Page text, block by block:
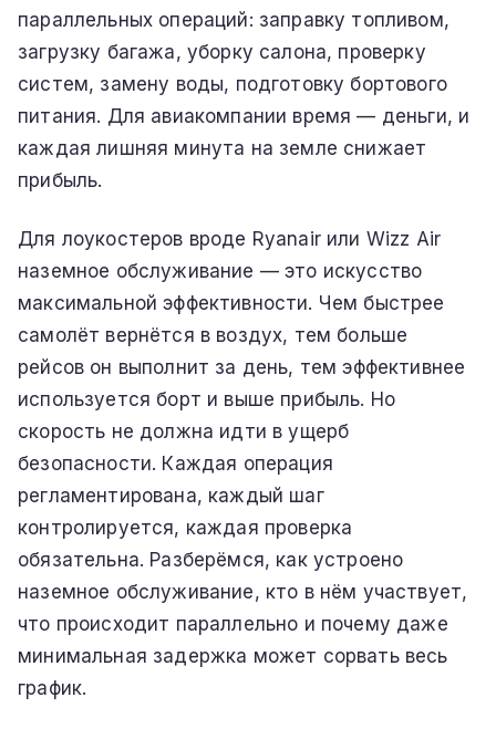
параллельных операций: заправку топливом,
загрузку багажа, уборку салона, проверку
систем, замену воды, подготовку бортового
питания. Для авиакомпании время — деньги, и
каждая лишняя минута на земле снижает
прибыль.
Для лоукостеров вроде Ryanair или Wizz Air
наземное обслуживание — это искусство
максимальной эффективности. Чем быстрее
самолёт вернётся в воздух, тем больше
рейсов он выполнит за день, тем эффективнее
используется борт и выше прибыль. Но
скорость не должна идти в ущерб
безопасности. Каждая операция
регламентирована, каждый шаг
контролируется, каждая проверка
обязательна. Разберёмся, как устроено
наземное обслуживание, кто в нём участвует,
что происходит параллельно и почему даже
минимальная задержка может сорвать весь
график.